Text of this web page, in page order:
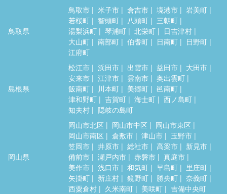
鳥取県
鳥取市 米子市 倉吉市 境港市
岩美町
若桜町
智頭町 八頭町
三朝町
湯梨浜町
琴浦町 北栄町
日吉津村
大山町
南部町 伯耆町 日南町
日野町
江府町
島根県
松江市 浜田市 出雲市 益田市
大田市
安来市
江津市 雲南市
奥出雲町
飯南町
川本町 美郷町
邑南町
津和野町
吉賀町 海士町
西ノ島町
知夫村
隠岐の島町
岡山県
岡山市北区 岡山市中区
岡山市東区
岡山市南区
倉敷市 津山市
玉野市
笠岡市
井原市 総社市 高梁市
新見市
備前市
瀬戸内市 赤磐市
真庭市
美作市
浅口市 和気町 早島町
里庄町
矢掛町
新庄村 鏡野町 勝央町
奈義町
西粟倉村
久米南町 美咲町 吉備中央町